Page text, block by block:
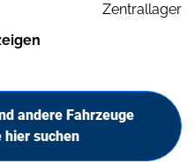
Zentrallager
andere Fahrzeuge
hier suchen